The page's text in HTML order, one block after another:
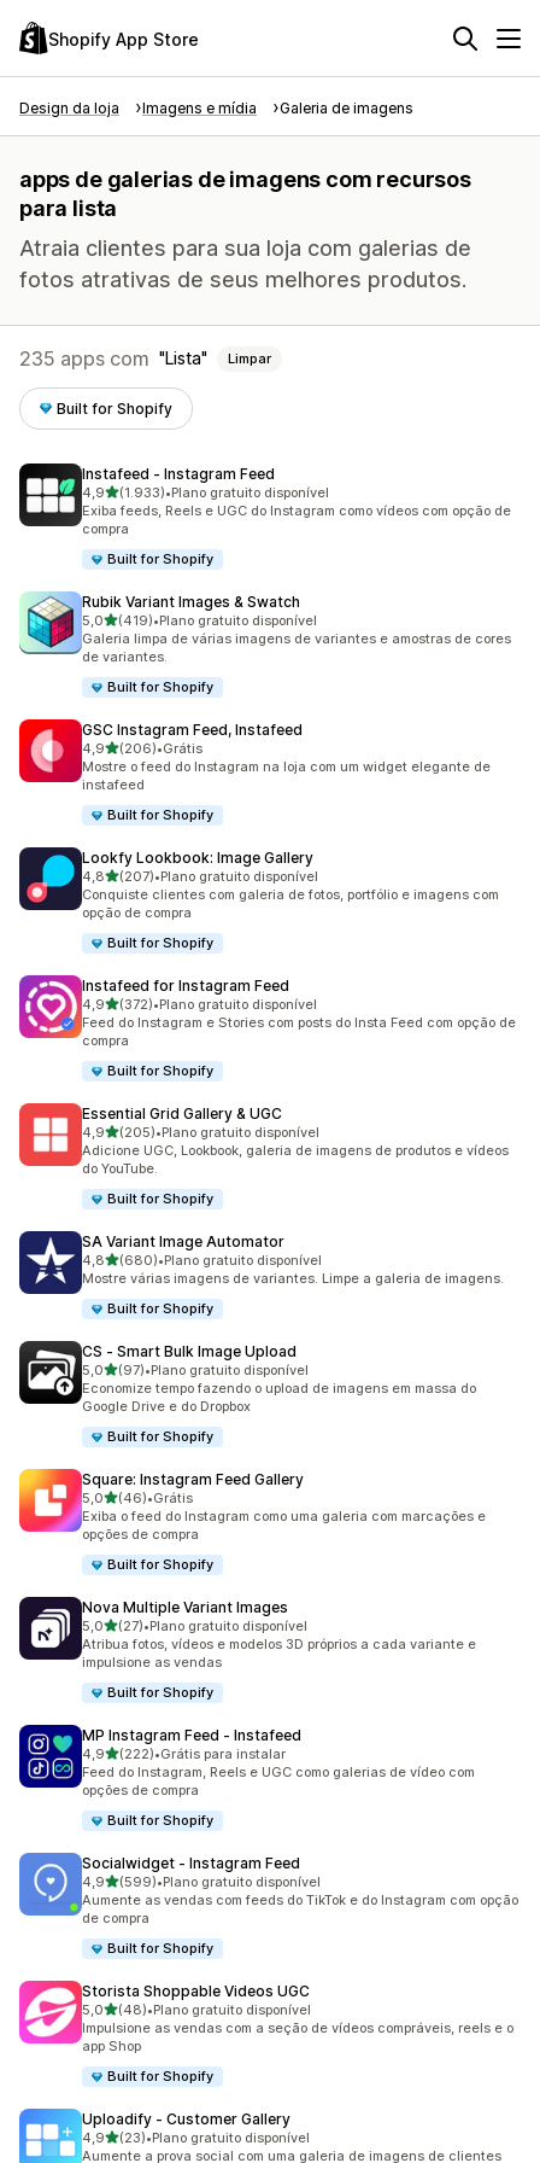
Shopify App Store
Design da loja Imagens e mídia Galeria de imagens
apps de galerias de imagens com recursos
para lista
Atraia clientes para sua loja com galerias de
fotos atrativas de seus melhores produtos.
235 apps com Lista Limpar
Built for Shopify
Instafeed ‑ Instagram Feed
4,9de 5 estrelas
(1.933)
1933 avaliações ao todo
•Plano gratuito disponível
Exiba feeds, Reels e UGC do Instagram como vídeos com opção de
compra
Built for Shopify
Rubik Variant Images & Swatch
5,0de 5 estrelas
(419)
419 avaliações ao todo
•Plano gratuito disponível
Galeria limpa de várias imagens de variantes e amostras de cores
de variantes.
Built for Shopify
GSC Instagram Feed, Instafeed
4,9de 5 estrelas
(206)
206 avaliações ao todo
•Grátis
Mostre o feed do Instagram na loja com um widget elegante de
instafeed
Built for Shopify
Lookfy Lookbook: Image Gallery
4,8de 5 estrelas
(207)
207 avaliações ao todo
•Plano gratuito disponível
Conquiste clientes com galeria de fotos, portfólio e imagens com
opção de compra
Built for Shopify
Instafeed for Instagram Feed
4,9de 5 estrelas
(372)
372 avaliações ao todo
•Plano gratuito disponível
Feed do Instagram e Stories com posts do Insta Feed com opção de
compra
Built for Shopify
Essential Grid Gallery & UGC
4,9de 5 estrelas
(205)
205 avaliações ao todo
•Plano gratuito disponível
Adicione UGC, Lookbook, galeria de imagens de produtos e vídeos
do YouTube.
Built for Shopify
SA Variant Image Automator
4,8de 5 estrelas
(680)
680 avaliações ao todo
•Plano gratuito disponível
Mostre várias imagens de variantes. Limpe a galeria de imagens.
Built for Shopify
CS ‑ Smart Bulk Image Upload
5,0de 5 estrelas
(97)
97 avaliações ao todo
•Plano gratuito disponível
Economize tempo fazendo o upload de imagens em massa do
Google Drive e do Dropbox
Built for Shopify
Square: Instagram Feed Gallery
5,0de 5 estrelas
(46)
46 avaliações ao todo
•Grátis
Exiba o feed do Instagram como uma galeria com marcações e
opções de compra
Built for Shopify
Nova Multiple Variant Images
5,0de 5 estrelas
(27)
27 avaliações ao todo
•Plano gratuito disponível
Atribua fotos, vídeos e modelos 3D próprios a cada variante e
impulsione as vendas
Built for Shopify
MP Instagram Feed ‑ Instafeed
4,9de 5 estrelas
(222)
222 avaliações ao todo
•Grátis para instalar
Feed do Instagram, Reels e UGC como galerias de vídeo com
opções de compra
Built for Shopify
Socialwidget ‑ Instagram Feed
4,9de 5 estrelas
(599)
599 avaliações ao todo
•Plano gratuito disponível
Aumente as vendas com feeds do TikTok e do Instagram com opção
de compra
Built for Shopify
Storista Shoppable Videos UGC
5,0de 5 estrelas
(48)
48 avaliações ao todo
•Plano gratuito disponível
Impulsione as vendas com a seção de vídeos compráveis, reels e o
app Shop
Built for Shopify
Uploadify ‑ Customer Gallery
4,9de 5 estrelas
(23)
23 avaliações ao todo
•Plano gratuito disponível
Aumente a prova social com uma galeria de imagens de clientes